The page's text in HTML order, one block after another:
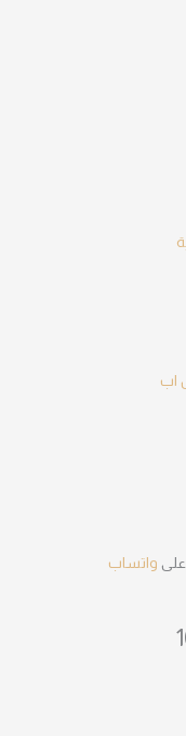
اب
واتساب